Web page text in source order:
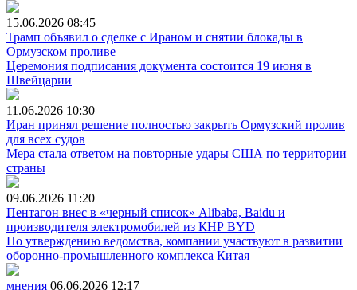
15.06.2026 08:45
Трамп объявил о сделке с Ираном и снятии блокады в
Ормузском проливе
Церемония подписания документа состоится 19 июня в
Швейцарии
11.06.2026 10:30
Иран принял решение полностью закрыть Ормузский пролив
для всех судов
Мера стала ответом на повторные удары США по территории
страны
09.06.2026 11:20
Пентагон внес в «черный список» Alibaba, Baidu и
производителя электромобилей из КНР BYD
По утверждению ведомства, компании участвуют в развитии
оборонно-промышленного комплекса Китая
мнения 06.06.2026 12:17